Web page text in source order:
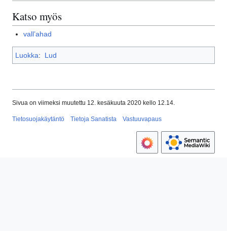
Katso myös
vall’ahad
Luokka: Lud
Sivua on viimeksi muutettu 12. kesäkuuta 2020 kello 12.14.
Tietosuojakäytäntö Tietoja Sanatista Vastuuvapaus